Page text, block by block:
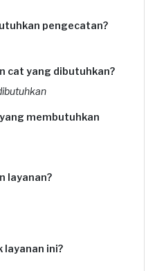
pengecatan?
cat yang dibutuhkan?
membutuhkan
layanan?
ini?